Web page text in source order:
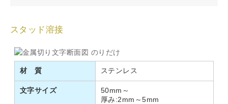
スタッド溶接
材 質 ステンレス
文字サイズ
50mm～
厚み:2mm～5mm